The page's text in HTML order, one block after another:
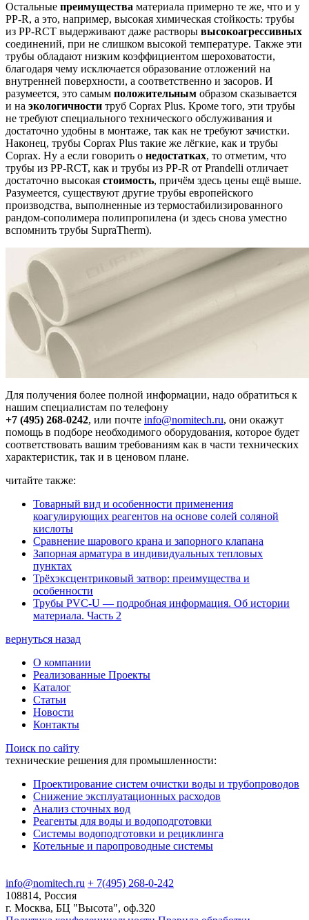
Остальные преимущества материала примерно те же, что и у
PP-R, а это, например, высокая химическая стойкость: трубы
из PP-RCT выдерживают даже растворы высокоагрессивных
соединений, при не слишком высокой температуре. Также эти
трубы обладают низким коэффициентом шероховатости,
благодаря чему исключается образование отложений на
внутренней поверхности, а соответственно и засоров. И
разумеется, это самым положительным образом сказывается
и на экологичности труб Coprax Plus. Кроме того, эти трубы
не требуют специального технического обслуживания и
достаточно удобны в монтаже, так как не требуют зачистки.
Наконец, трубы Coprax Plus такие же лёгкие, как и трубы
Coprax. Ну а если говорить о недостатках, то отметим, что
трубы из PP-RCT, как и трубы из PP-R от Prandelli отличает
достаточно высокая стоимость, причём здесь цены ещё выше.
Разумеется, существуют другие трубы европейского
производства, выполненные из термостабилизированного
рандом-сополимера полипропилена (и здесь снова уместно
вспомнить трубы SupraTherm).
Для получения более полной информации, надо обратиться к
нашим специалистам по телефону
+7 (495) 268-0242, или почте info@nomitech.ru, они окажут
помощь в подборе необходимого оборудования, которое будет
соответствовать вашим требованиям как в части технических
характеристик, так и в ценовом плане.
читайте также:
Товарный вид и особенности применения
коагулирующих реагентов на основе солей соляной
кислоты
Сравнение шарового крана и запорного клапана
Запорная арматура в индивидуальных тепловых
пунктах
Трёхэксцентриковый затвор: преимущества и
особенности
Трубы PVC-U — подробная информация. Об истории
материала. Часть 2
вернуться назад
О компании
Реализованные Проекты
Каталог
Статьи
Новости
Контакты
Поиск по сайту
технические решения для промышленности:
Проектирование систем очистки воды и трубопроводов
Снижение эксплуатационных расходов
Анализ сточных вод
Реагенты для воды и водоподготовки
Системы водоподготовки и рециклинга
Котельные и паропроводные системы
info@nomitech.ru + 7(495) 268-0-242
108814, Россия
г. Москва, БЦ "Высота", оф.320